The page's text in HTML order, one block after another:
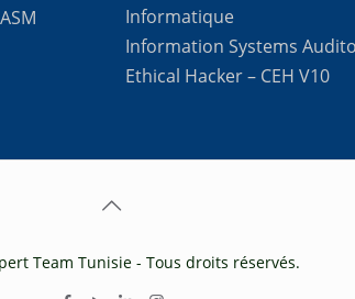
Informatique
Information Systems
Ethical Hacker – CEH V10
Team Tunisie - Tous droits réservés.